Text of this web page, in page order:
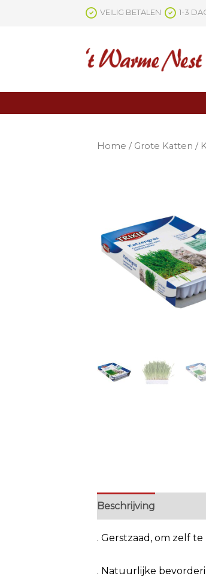
VEILIG BETALEN 1-3
Home / Grote Katten /
Beschrijving
. Gerstzaad, om zelf
. Natuurlijke